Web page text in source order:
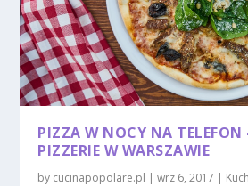
PIZZA W NOCY NA TELEFON
PIZZERIE W WARSZAWIE
by cucinapopolare.pl |wrz 6, 2017 |